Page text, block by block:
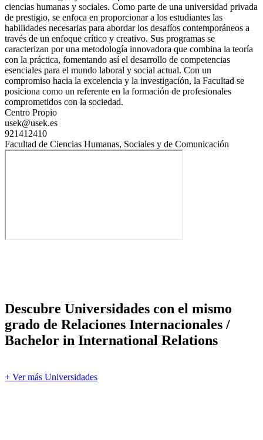
ciencias humanas y sociales. Como parte de una universidad privada
de prestigio, se enfoca en proporcionar a los estudiantes las
habilidades necesarias para abordar los desafíos contemporáneos a
través de un enfoque crítico y creativo. Sus programas se
caracterizan por una metodología innovadora que combina la teoría
con la práctica, fomentando así el desarrollo de competencias
esenciales para el mundo laboral y social actual. Con un
compromiso hacia la excelencia y la investigación, la Facultad se
posiciona como un referente en la formación de profesionales
comprometidos con la sociedad.
Centro Propio
usek@usek.es
921412410
Facultad de Ciencias Humanas, Sociales y de Comunicación
Descubre Universidades con el mismo
grado de Relaciones Internacionales /
Bachelor in International Relations
+ Ver más Universidades